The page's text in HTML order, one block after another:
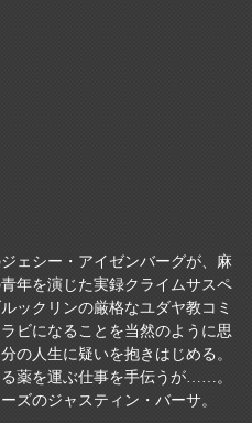
ェシー・アイゼンバーグが、麻
年を演じた実録クライムサスペ
ックリンの厳格なユダヤ教コミ
ビになることを当然のように思
の人生に疑いを抱きはじめる。
薬を運ぶ仕事を手伝うが……。
ズのジャスティン・バーサ。